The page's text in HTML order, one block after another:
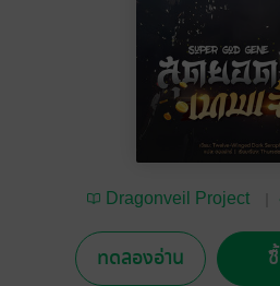
Dragonveil Project
ทดลองอ่าน